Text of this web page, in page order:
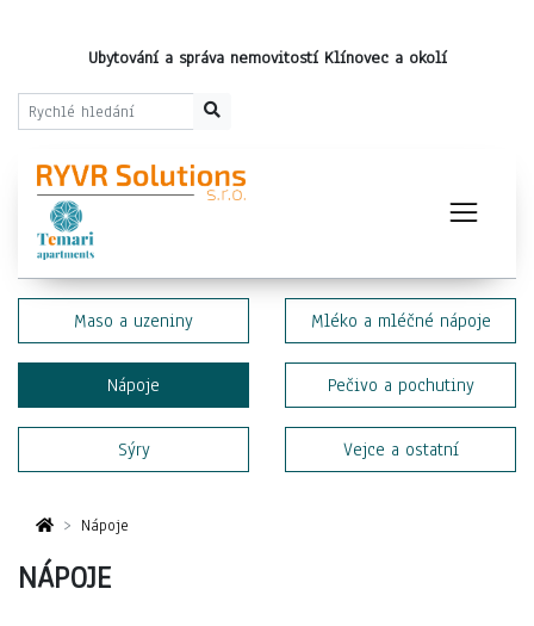
Ubytování a správa nemovitostí Klínovec a okolí
Maso a uzeniny Mléko a mléčné nápoje
Nápoje Pečivo a pochutiny
Sýry Vejce a ostatní
Nápoje
NÁPOJE